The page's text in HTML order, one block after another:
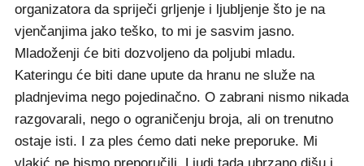
organizatora da spriječi grljenje i ljubljenje što je na
vjenčanjima jako teško, to mi je sasvim jasno.
Mladoženji će biti dozvoljeno da poljubi mladu.
Kateringu će biti dane upute da hranu ne služe na
pladnjevima nego pojedinačno. O zabrani nismo nikada
razgovarali, nego o ograničenju broja, ali on trenutno
ostaje isti. I za ples ćemo dati neke preporuke. Mi
vlakić ne bismo preporučili. Ljudi tada ubrzano dišu i